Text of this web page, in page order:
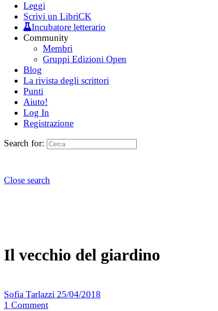
Leggi
Scrivi un LibriCK
Incubatore letterario
Community
Membri
Gruppi Edizioni Open
Blog
La rivista degli scrittori
Punti
Aiuto!
Log In
Registrazione
Search for:
Close search
Il vecchio del giardino
Sofia Tarlazzi 25/04/2018
1 Comment